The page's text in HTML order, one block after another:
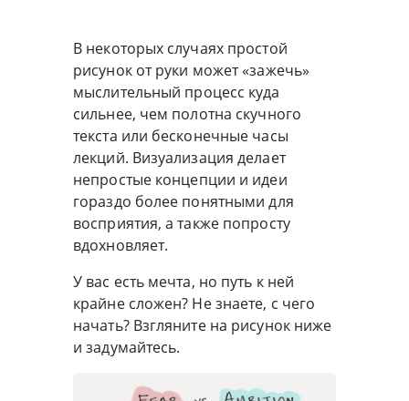
В некоторых случаях простой
рисунок от руки может «зажечь»
мыслительный процесс куда
сильнее, чем полотна скучного
текста или бесконечные часы
лекций. Визуализация делает
непростые концепции и идеи
гораздо более понятными для
восприятия, а также попросту
вдохновляет.
У вас есть мечта, но путь к ней
крайне сложен? Не знаете, с чего
начать? Взгляните на рисунок ниже
и задумайтесь.